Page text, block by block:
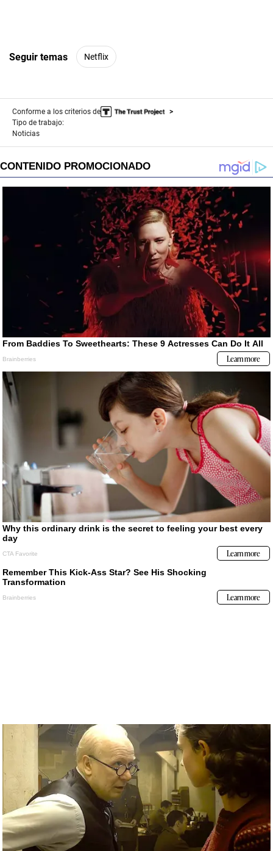
Seguir temas Netflix
Conforme a los criterios de
Tipo de trabajo:
Noticias